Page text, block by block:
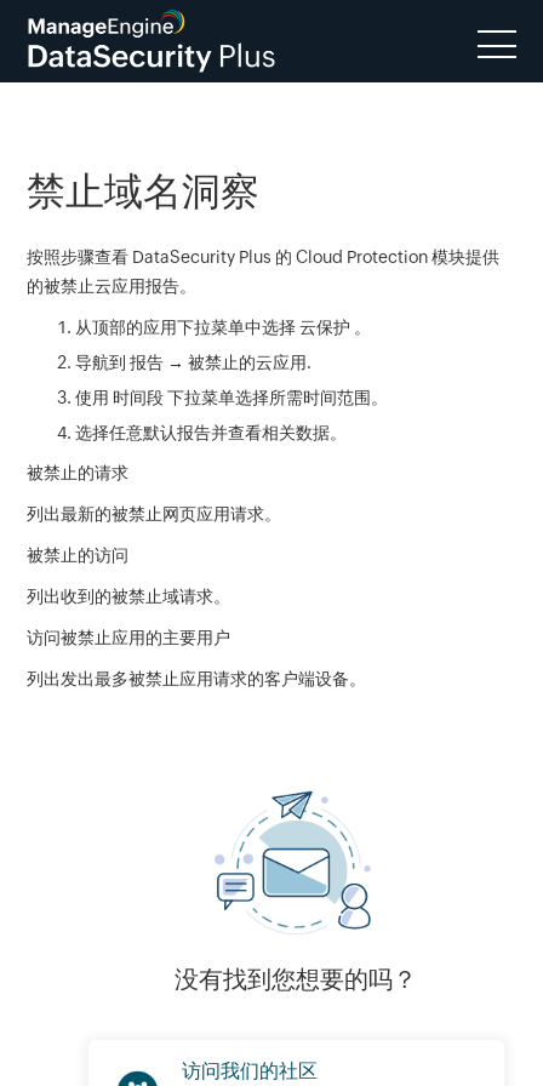
禁止域名洞察
按照步骤查看 DataSecurity Plus 的 Cloud Protection 模块提供
的被禁止云应用报告。
从顶部的应用下拉菜单中选择云保护 。
导航到报告 → 被禁止的云应用.
使用 时间段下拉菜单选择所需时间范围。
选择任意默认报告并查看相关数据。
被禁止的请求
列出最新的被禁止网页应用请求。
被禁止的访问
列出收到的被禁止域请求。
访问被禁止应用的主要用户
列出发出最多被禁止应用请求的客户端设备。
没有找到您想要的吗？
访问我们的社区